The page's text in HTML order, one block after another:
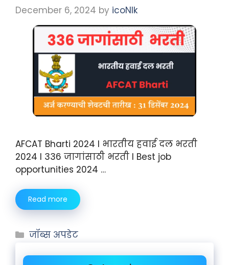
December 6, 2024 by icoNIk
AFCAT Bharti 2024 I भारतीय हवाई दल भरती
2024 I 336 जागांसाठी भरती I Best job
opportunities 2024 …
Read more
जॉब्स अपडेट